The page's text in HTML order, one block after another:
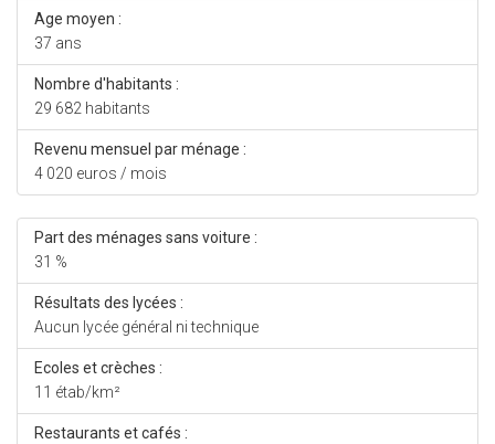
Age moyen :
37 ans
Nombre d'habitants :
29 682 habitants
Revenu mensuel par ménage :
4 020 euros / mois
Part des ménages sans voiture :
31 %
Résultats des lycées :
Aucun lycée général ni technique
Ecoles et crèches :
11 étab/km²
Restaurants et cafés :